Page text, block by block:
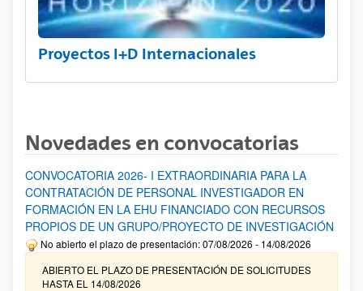
Proyectos I+D Internacionales
Novedades en convocatorias
CONVOCATORIA 2026- I EXTRAORDINARIA PARA LA
CONTRATACIÓN DE PERSONAL INVESTIGADOR EN
FORMACIÓN EN LA EHU FINANCIADO CON RECURSOS
PROPIOS DE UN GRUPO/PROYECTO DE INVESTIGACIÓN
No abierto el plazo de presentación: 07/08/2026 - 14/08/2026
ABIERTO EL PLAZO DE PRESENTACIÓN DE SOLICITUDES
HASTA EL 14/08/2026